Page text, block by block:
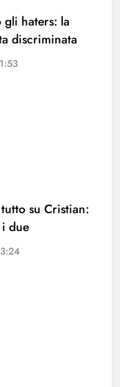
haters: la
discriminata
su Cristian:
due